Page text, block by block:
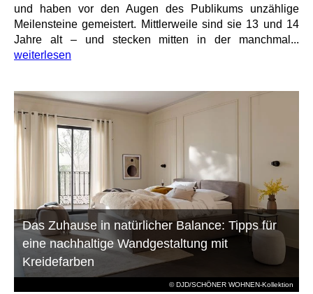
und haben vor den Augen des Publikums unzählige
Meilensteine gemeistert. Mittlerweile sind sie 13 und 14
Jahre alt – und stecken mitten in der manchmal...
weiterlesen
© DJD/SCHÖNER WOHNEN-Kollektion
Das Zuhause in natürlicher Balance: Tipps für
eine nachhaltige Wandgestaltung mit
Kreidefarben